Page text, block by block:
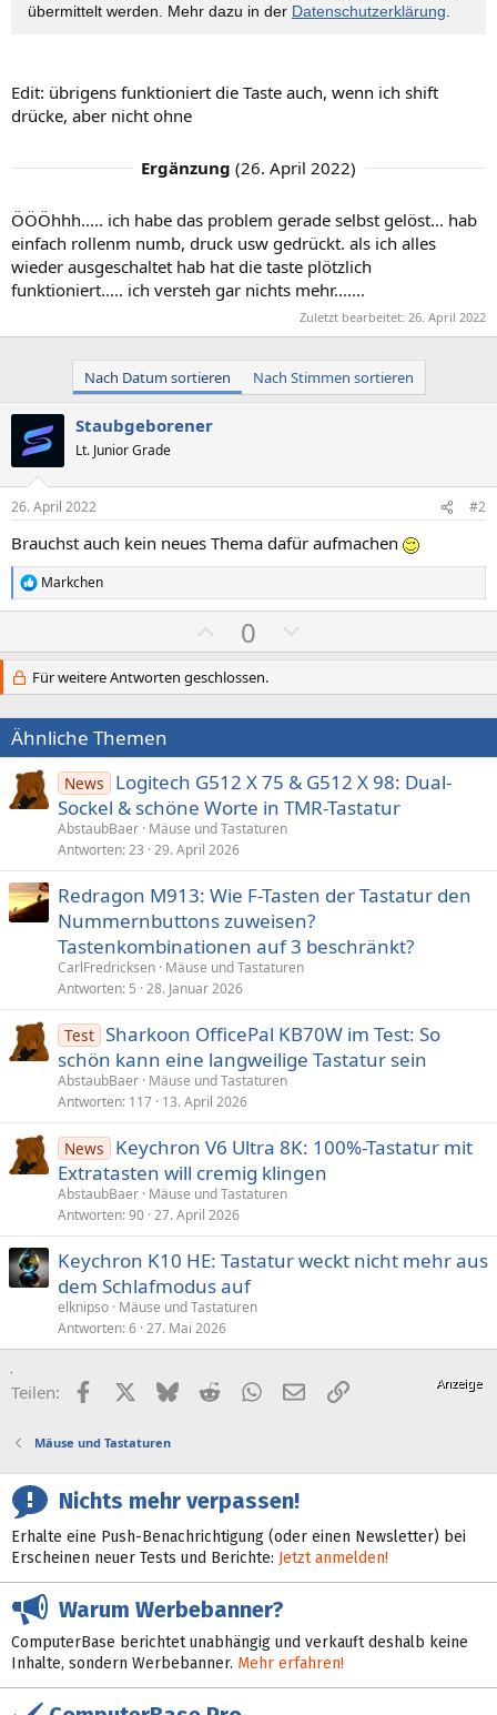
übermittelt werden. Mehr dazu in der Datenschutzerklärung
Edit: übrigens funktioniert die Taste auch, wenn ich shift
drücke, aber nicht ohne
Ergänzung (26. April 2022)
ÖÖÖhhh..... ich habe das problem gerade selbst gelöst... hab
einfach rollenm numb, druck usw gedrückt. als ich alles
wieder ausgeschaltet hab hat die taste plötzlich
funktioniert..... ich versteh gar nichts mehr.......
Zuletzt bearbeitet: 26. April 2022
Nach Datum sortieren Nach Stimmen sortieren
Staubgeborener
Lt. Junior Grade
26. April 2022 #2
Brauchst auch kein neues Thema dafür aufmachen
R
e
i
o
n
e
n
Markchen
o
s
i
i
v
e
S
t
i
m
m
e
0
e
a
i
v
e
t
i
m
m
Für weitere Antworten geschlossen.
Ähnliche Themen
News
Logitech G512 X 75 & G512 X 98: Dual-
Sockel & schöne Worte in TMR-Tastatur
AbstaubBaer Mäuse und Tastaturen
Antworten 23 29. April 2026
Redragon M913: Wie F-Tasten der Tastatur den
Nummernbuttons zuweisen?
Tastenkombinationen auf 3 beschränkt?
CarlFredricksen Mäuse und Tastaturen
Antworten 5 28. Januar 2026
Test Sharkoon OfficePal KB70W im Test: So
schön kann eine langweilige Tastatur sein
AbstaubBaer Mäuse und Tastaturen
Antworten 117 13. April 2026
News
Keychron V6 Ultra 8K: 100%-Tastatur mit
Extratasten will cremig klingen
AbstaubBaer Mäuse und Tastaturen
Antworten 90 27. April 2026
Keychron K10 HE: Tastatur weckt nicht mehr aus
dem Schlafmodus auf
elknipso Mäuse und Tastaturen
Antworten 6 27. Mai 2026
Teilen: FacebookX (Twitter)
BlueskyRedditWhatsApp
E-MailLink
Mäuse und Tastaturen
Nichts mehr verpassen!
Erhalte eine Push-Benachrichtigung (oder einen Newsletter) bei
Erscheinen neuer Tests und Berichte: Jetzt anmelden!
Warum Werbebanner?
ComputerBase berichtet unabhängig und verkauft deshalb keine
Inhalte, sondern Werbebanner. Mehr erfahren!